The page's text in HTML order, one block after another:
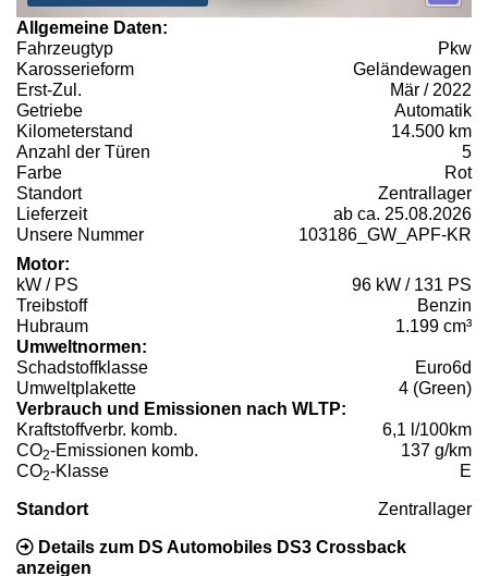
Allgemeine Daten:
Fahrzeugtyp
Pkw
Karosserieform
Geländewagen
Erst-Zul.
Mär / 2022
Getriebe
Automatik
Kilometerstand
14.500 km
Anzahl der Türen
5
Farbe
Rot
Standort
Zentrallager
Lieferzeit
ab ca. 25.08.2026
Unsere Nummer
103186_GW_APF-KR
Motor:
kW / PS
96 kW / 131 PS
Treibstoff
Benzin
Hubraum
1.199 cm³
Umweltnormen:
Schadstoffklasse
Euro6d
Umweltplakette
4 (Green)
Verbrauch und Emissionen nach WLTP:
Kraftstoffverbr. komb.
6,1 l/100km
CO2-Emissionen komb.
137 g/km
CO2-Klasse E
Standort Zentrallager
Details zum DS Automobiles DS3 Crossback
anzeigen